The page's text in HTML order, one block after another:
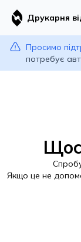
Друкарня
Просимо
потребує
Якщо це не